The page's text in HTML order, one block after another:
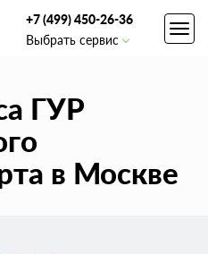
+7 (499) 450-26-36
Выбрать сервис
ГУР
в Москве